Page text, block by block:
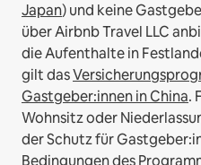
Japan) und keine
über Airbnb Travel LLC
die Aufenthalte in
gilt das
Gastgeber:innen in China.
Wohnsitz oder
der Schutz für
Bedingungen des